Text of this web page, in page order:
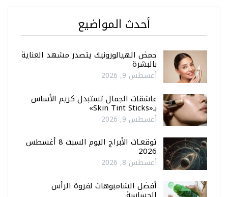
أحدث المواضيع
حمض الهيالورونيك يتصدر مشهد العناية
بالبشرة
أغسطس 9, 2026
عاشقات الجمال تستبدل كريم الأساس
بـ«Skin Tint Sticks»
أغسطس 9, 2026
توقعـات الأبراج اليوم السبت 8 أغسطس
2026
أغسطس 8, 2026
أفضل الشامبوهات لفروة الرأس